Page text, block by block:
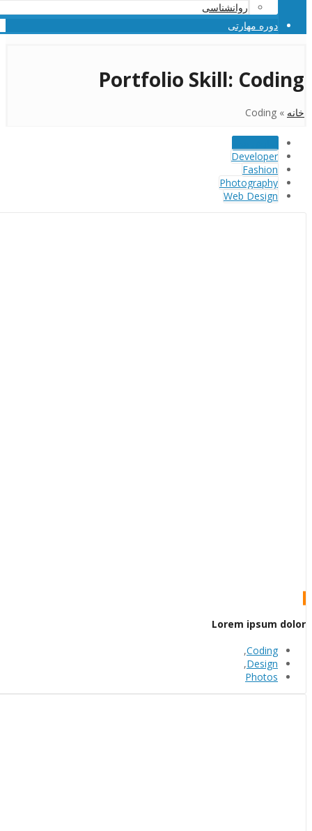
روانشناسی
دوره مهارتی
Portfolio Skill: Coding
خانه »
Coding
Developer
Fashion
Photography
Web Design
Lorem ipsum dolor
Coding
,
Design
,
Photos